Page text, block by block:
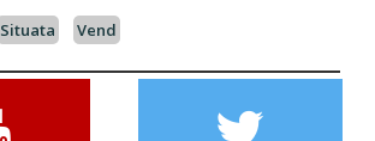
Situata Vend